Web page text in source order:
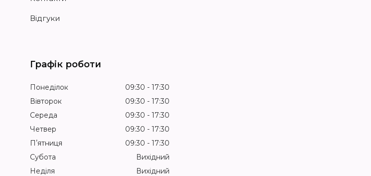
Відгуки
Графік роботи
Понеділок 09:30
17:30
Вівторок
09:30
17:30
Середа
09:30
17:30
Четвер
09:30
17:30
Пʼятниця
09:30
17:30
Субота
Вихідний
Неділя
Вихідний